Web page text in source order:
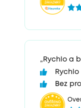
„Rychlo a
Rychlo
Bez